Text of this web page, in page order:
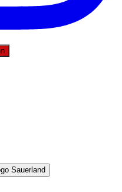
Sauerland